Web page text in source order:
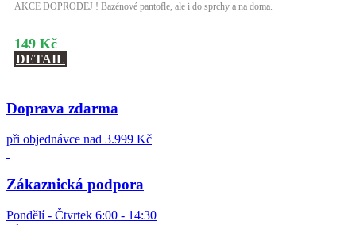
AKCE DOPRODEJ ! Bazénové pantofle, ale i do sprchy a na doma.
149 Kč
DETAIL
Doprava zdarma
při objednávce nad 3.999 Kč
Zákaznická podpora
Pondělí - Čtvrtek 6:00 - 14:30